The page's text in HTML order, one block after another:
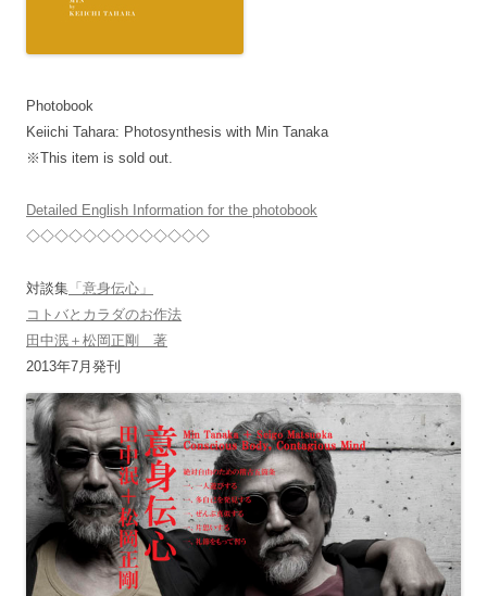
Photobook
Keiichi Tahara: Photosynthesis with Min Tanaka
※This item is sold out.
Detailed English Information for the photobook
◇◇◇◇◇◇◇◇◇◇◇◇◇
対談集 「意身伝心」
コトバとカラダのお作法
田中泯＋松岡正剛 著
2013年7月発刊